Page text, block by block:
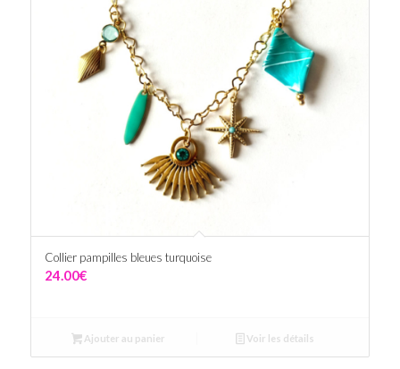
Collier pampilles bleues turquoise
24.00€
Ajouter au panier Voir les détails